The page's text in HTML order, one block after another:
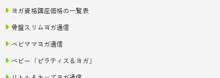
ヨガ資格講座価格の一覧表
骨盤スリムヨガ通信
ベビママヨガ通信
ベビー「ピラティス＆ヨガ」